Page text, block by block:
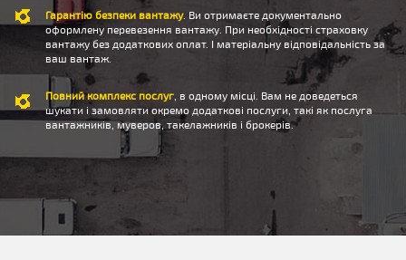
Гарантію безпеки вантажу. Ви отримаєте документально
оформлену перевезення вантажу. При необхідності страховку
вантажу без додаткових оплат. І матеріальну відповідальність за
ваш вантаж.
Повний комплекс послуг , в одному місці. Вам не доведеться
шукати і замовляти окремо додаткові послуги, такі як послуга
вантажників, муверов, такелажників і брокерів.